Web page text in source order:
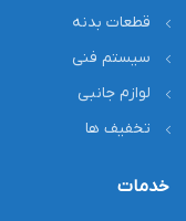
قطعات بدنه
سیستم فنی
لوازم جانبی
تخفیف ها
خدمات